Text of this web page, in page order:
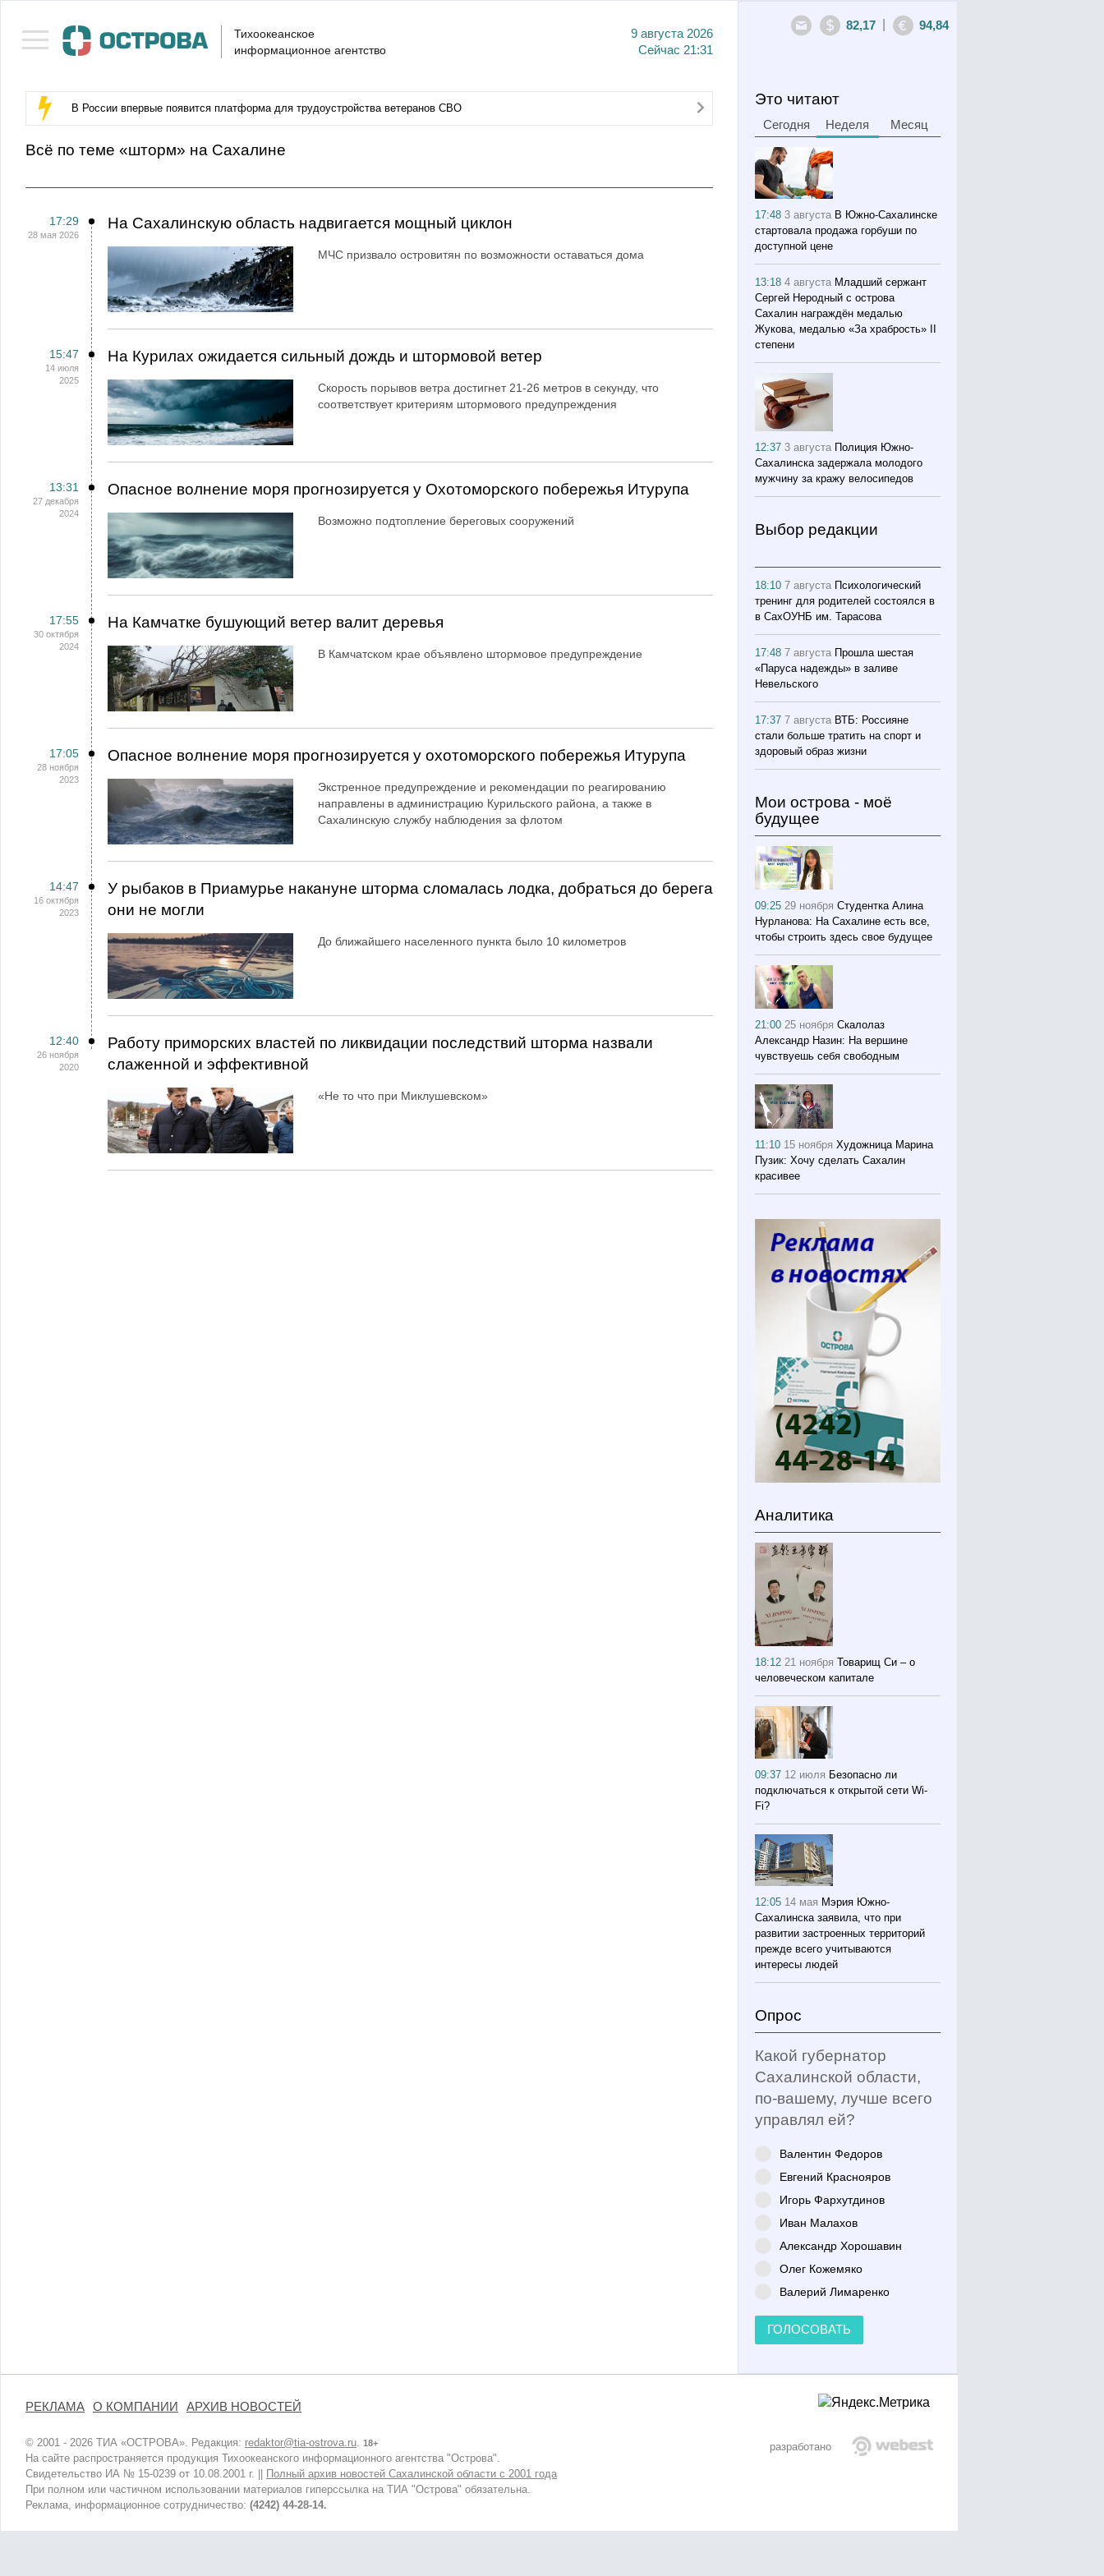
Тихоокеанское
информационное агентство
9 августа 2026
Сейчас 21:31
82,17 94,84
В России впервые появится платформа для трудоустройства ветеранов СВО
Всё по теме «шторм» на Сахалине
17:29
28 мая 2026
На Сахалинскую область надвигается мощный циклон
МЧС призвало островитян по возможности оставаться дома
15:47
14 июля
2025
На Курилах ожидается сильный дождь и штормовой ветер
Скорость порывов ветра достигнет 21-26 метров в секунду, что
соответствует критериям штормового предупреждения
13:31
27 декабря
2024
Опасное волнение моря прогнозируется у Охотоморского побережья Итурупа
Возможно подтопление береговых сооружений
17:55
30 октября
2024
На Камчатке бушующий ветер валит деревья
В Камчатском крае объявлено штормовое предупреждение
17:05
28 ноября
2023
Опасное волнение моря прогнозируется у охотоморского побережья Итурупа
Экстренное предупреждение и рекомендации по реагированию
направлены в администрацию Курильского района, а также в
Сахалинскую службу наблюдения за флотом
14:47
16 октября
2023
У рыбаков в Приамурье накануне шторма сломалась лодка, добраться до берега
они не могли
До ближайшего населенного пункта было 10 километров
12:40
26 ноября
2020
Работу приморских властей по ликвидации последствий шторма назвали
слаженной и эффективной
«Не то что при Миклушевском»
Это читают
Сегодня Неделя Месяц
17:483 августа В Южно-Сахалинске
стартовала продажа горбуши по
доступной цене
13:184 августа Младший сержант
Сергей Неродный с острова
Сахалин награждён медалью
Жукова, медалью «За храбрость» II
степени
12:373 августа Полиция Южно-
Сахалинска задержала молодого
мужчину за кражу велосипедов
Выбор редакции
18:107 августа Психологический
тренинг для родителей состоялся в
в СахОУНБ им. Тарасова
17:487 августа Прошла шестая
«Паруса надежды» в заливе
Невельского
17:377 августа ВТБ: Россияне
стали больше тратить на спорт и
здоровый образ жизни
Мои острова - моё
будущее
09:2529 ноября Студентка Алина
Нурланова: На Сахалине есть все,
чтобы строить здесь свое будущее
21:0025 ноября Скалолаз
Александр Назин: На вершине
чувствуешь себя свободным
11:10 15 ноября Художница Марина
Пузик: Хочу сделать Сахалин
красивее
Аналитика
18:1221 ноября Товарищ Си – о
человеческом капитале
09:37 12 июля Безопасно ли
подключаться к открытой сети Wi-
Fi?
12:05 14 мая Мэрия Южно-
Сахалинска заявила, что при
развитии застроенных территорий
прежде всего учитываются
интересы людей
Опрос
Какой губернатор
Сахалинской области,
по-вашему, лучше всего
управлял ей?
Валентин Федоров
Евгений Краснояров
Игорь Фархутдинов
Иван Малахов
Александр Хорошавин
Олег Кожемяко
Валерий Лимаренко
ГОЛОСОВАТЬ
РЕКЛАМА О КОМПАНИИ АРХИВ НОВОСТЕЙ
© 2001 - 2026 ТИА «ОСТРОВА». Редакция: redaktor@tia-ostrova.ru 18+
На сайте распространяется продукция Тихоокеанского информационного агентства "Острова".
Свидетельство ИА № 15-0239 от 10.08.2001 г. ||
Полный архив новостей Сахалинской области с 2001 года
При полном или частичном использовании материалов гиперссылка на ТИА "Острова" обязательна.
Реклама, информационное сотрудничество: (4242) 44-28-14.
разработано